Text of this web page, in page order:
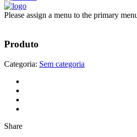
Please assign a menu to the primary
Produto
Categoria: Sem categoria
Share